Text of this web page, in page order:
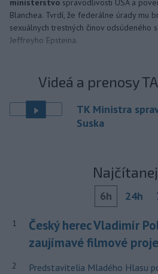
ministerstvo spravodlivosti USA a
Blanchea. Tvrdí, že federálne úrady mu
sexuálnych trestných činov odsúdeného
Jeffreyho Epsteina.
Videá a prenosy
TK Ministra
Suska
6h 24h
1
Český herec Vladimír
zaujímavé filmové
2
Predstavitelia Mladého Hlasu